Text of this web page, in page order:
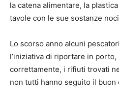
la catena alimentare, la
tavole con le sue sostanze
Lo scorso anno alcuni
l’iniziativa di riportare in
correttamente, i rifiuti trovati
non tutti hanno seguito il buon